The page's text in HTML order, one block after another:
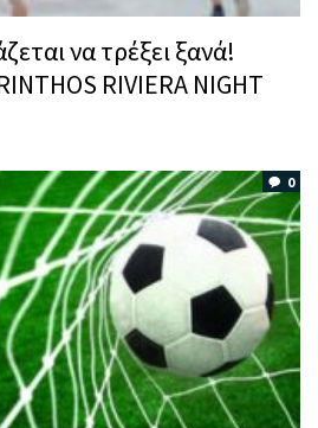
να τρέξει ξανά!
RIVIERA NIGHT
0